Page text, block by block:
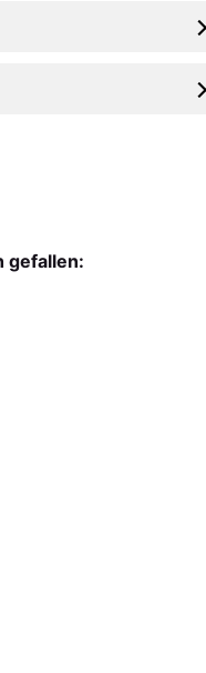
gefallen: